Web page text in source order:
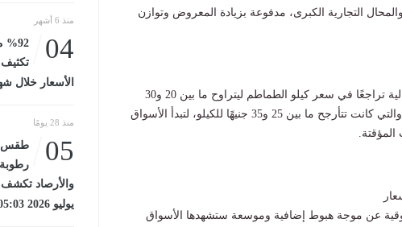
التجارية الكبرى، مدفوعة بزيادة المعروض وتوازن
وسجلت أسواق التجزئة خلال التعاملات الحالية تراجعًا في سعر كيلو الطماطم ليتراوح ما بين 20 و30
جنيهًا، مقارنة بأسعار نهاية الأسبوع الماضي والتي كانت تتأرجح ما بين 25 و35 جنيهًا للكيلو، لتبدأ الأسواق
عن موجة هبوط إضافية وموسعة ستشهدها الأسواق
منذ 6 أشهر
04
الأسعار خلال
منذ 28 يومًا
05
يوليو 2026 05:03 صـ